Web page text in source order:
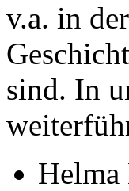
v.a. in
sind. In